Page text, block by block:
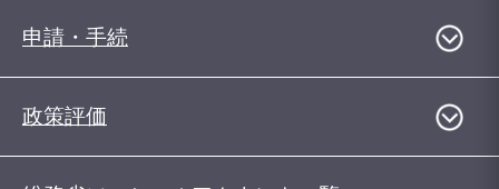
申請・手続
政策評価